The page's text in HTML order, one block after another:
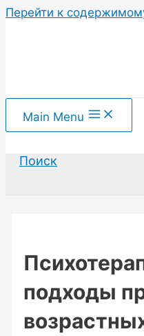
Перейти к
Main Menu
Поиск
подходы